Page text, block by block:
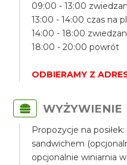
09:00 - 13:00
13:00 - 14:00 czas na
14:00 - 18:00
18:00 - 20:00 powrót
ODBIERAMY Z
WYŻYWIENIE
Propozycje na
sandwichem
opcjonalnie winiarnia